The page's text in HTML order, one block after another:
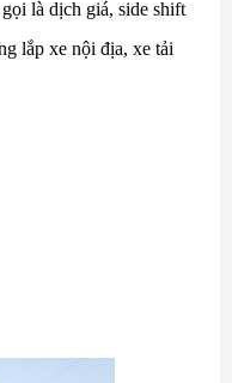
là dịch giá, side shift
lắp xe nội địa, xe tải